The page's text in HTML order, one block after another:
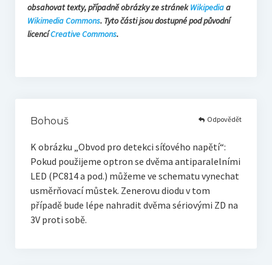
obsahovat texty, případně obrázky ze stránekWikipediaa
Wikimedia Commons. Tyto části jsou dostupné pod původní
licencíCreative Commons.
Bohouš
K obrázku „Obvod pro detekci síťového napětí“:
Pokud použijeme optron se dvěma antiparalelními
LED (PC814 a pod.) můžeme ve schematu vynechat
usměrňovací můstek. Zenerovu diodu v tom
případě bude lépe nahradit dvěma sériovými ZD na
3V proti sobě.
Odpovědět